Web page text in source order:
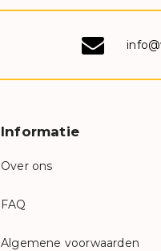
Informatie
Over ons
FAQ
Algemene voorwaarden